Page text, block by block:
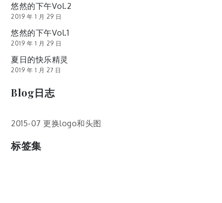
悠然的下午Vol.2
2019 年 1 月 29 日
悠然的下午Vol.1
2019 年 1 月 29 日
夏日的快乐精灵
2019 年 1 月 27 日
Blog日志
2015-07 更换logo和头图
标签集